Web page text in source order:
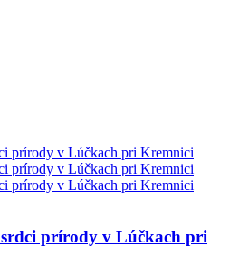
prírody v Lúčkach pri